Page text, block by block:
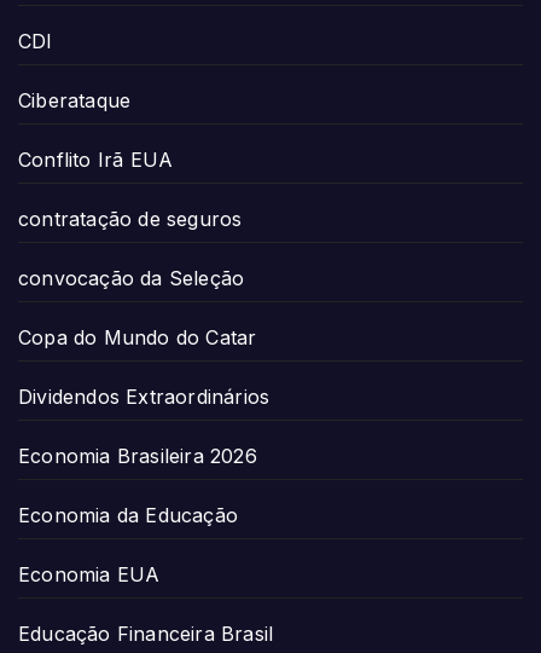
CDI
Ciberataque
Conflito Irã EUA
contratação de seguros
convocação da Seleção
Copa do Mundo do Catar
Dividendos Extraordinários
Economia Brasileira 2026
Economia da Educação
Economia EUA
Educação Financeira Brasil